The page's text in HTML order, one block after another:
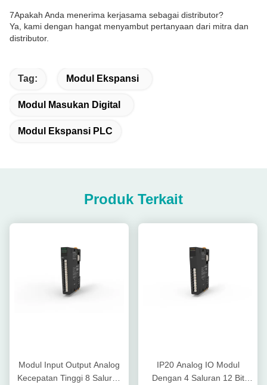
7Apakah Anda menerima kerjasama sebagai distributor?
Ya, kami dengan hangat menyambut pertanyaan dari mitra dan
distributor.
Tag: Modul Ekspansi
Modul Masukan Digital
Modul Ekspansi PLC
Produk Terkait
Modul Input Output Analog
Kecepatan Tinggi 8 Saluran
IP20 Analog IO Modul
Dengan 4 Saluran 12 Bit